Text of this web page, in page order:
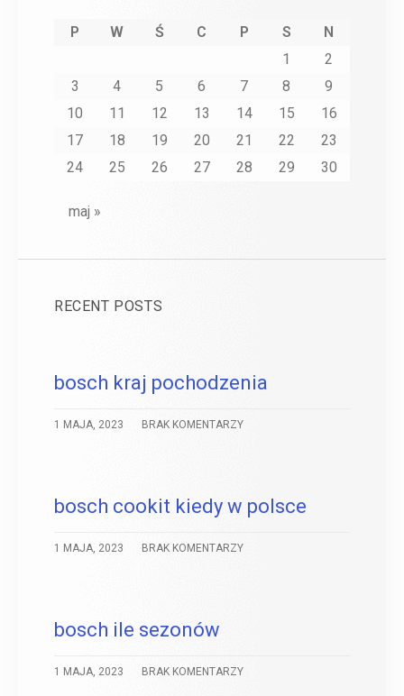
P W Ś C P S
N
1
2
3
4 5 6 7 8
9
10
11 12 13 14 15
16
17
18 19 20 21 22
23
24
25 26 27 28 29 30
maj »
RECENT POSTS
bosch kraj pochodzenia
1 MAJA, 2023 BRAK KOMENTARZY
bosch cookit kiedy w polsce
1 MAJA, 2023 BRAK KOMENTARZY
bosch ile sezonów
1 MAJA, 2023 BRAK KOMENTARZY